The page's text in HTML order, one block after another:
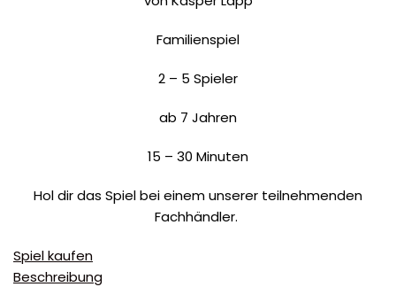
Familienspiel
2 – 5 Spieler
ab 7 Jahren
15 – 30 Minuten
Hol dir das Spiel bei einem unserer teilnehmenden
Fachhändler.
Spiel kaufen
Beschreibung